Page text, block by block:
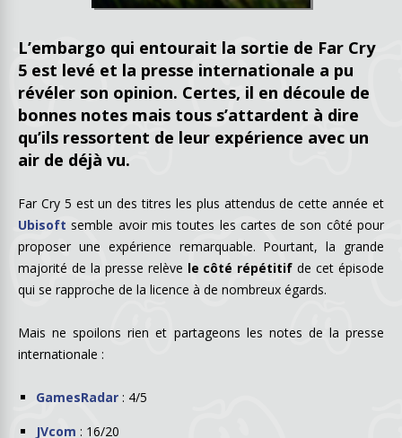
L’embargo qui entourait la sortie de Far Cry
5 est levé et la presse internationale a pu
révéler son opinion. Certes, il en découle de
bonnes notes mais tous s’attardent à dire
qu’ils ressortent de leur expérience avec un
air de déjà vu.
Far Cry 5 est un des titres les plus attendus de cette année et
Ubisoft semble avoir mis toutes les cartes de son côté pour
proposer une expérience remarquable. Pourtant, la grande
majorité de la presse relève le côté répétitif de cet épisode
qui se rapproche de la licence à de nombreux égards.
Mais ne spoilons rien et partageons les notes de la presse
internationale :
GamesRadar : 4/5
JVcom : 16/20